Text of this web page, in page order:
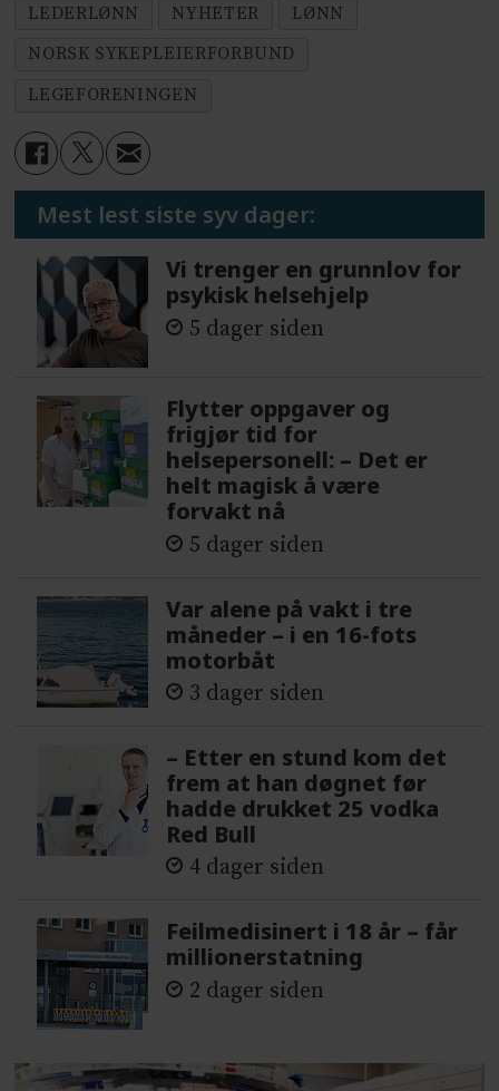
LEDERLØNN
NYHETER
LØNN
NORSK SYKEPLEIERFORBUND
LEGEFORENINGEN
Mest lest siste syv dager:
Vi trenger en grunnlov for
psykisk helsehjelp
5 dager siden
Flytter oppgaver og
frigjør tid for
helsepersonell: – Det er
helt magisk å være
forvakt nå
5 dager siden
Var alene på vakt i tre
måneder – i en 16-fots
motorbåt
3 dager siden
– Etter en stund kom det
frem at han døgnet før
hadde drukket 25 vodka
Red Bull
4 dager siden
Feilmedisinert i 18 år – får
millionerstatning
2 dager siden